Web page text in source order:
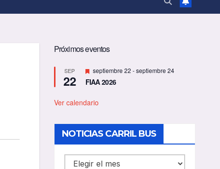
Próximos eventos
SEP
22
D
e
s
a
d
o
septiembre 22 -septiembre 24
FIAA 2026
Ver calendario
NOTICIAS CARRIL BUS
NOTICIAS